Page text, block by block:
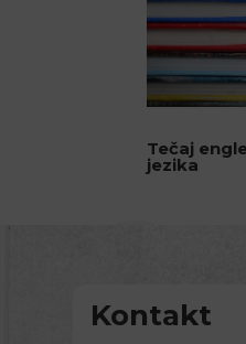
Tečaj
jezika
Kontakt